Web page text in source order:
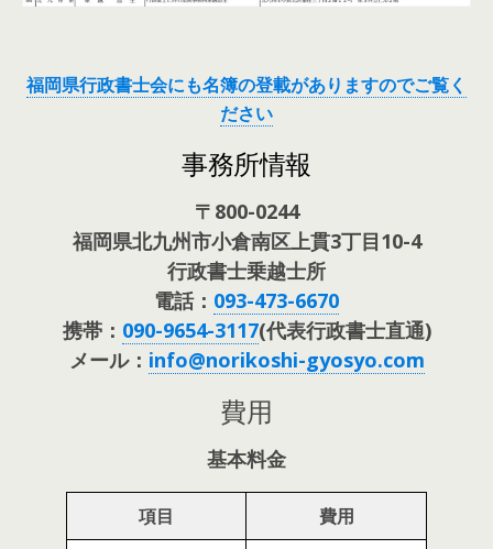
福岡県行政書士会にも名簿の登載がありますのでご覧く
ださい
事務所情報
〒800-0244
福岡県北九州市小倉南区上貫3丁目10-4
行政書士乗越士所
電話： 093-473-6670
携帯： 090-9654-3117(代表行政書士直通)
メール： info@norikoshi-gyosyo.com
費用
基本料金
項目
費用